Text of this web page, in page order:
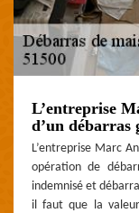
L’entreprise
d’un débarras
L’entreprise Marc
opération de
indemnisé et
il faut que la